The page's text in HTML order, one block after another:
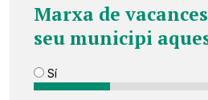
Marxa de
seu municipi
Sí